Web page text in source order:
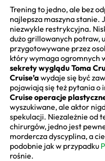
Trening to jedno, ale bez
najlepsza maszyna stanie.
niezwykle restrykcyjna.
dużo grillowanych potraw,
przygotowywane przez
który wymaga ogromnych
sekrety wyglądu Toma
Cruise’a wydaje się być
pojawiają się też pytania o
Cruise operacje
wyszukiwane, ale aktor
spekulacji. Niezależnie od
chirurgów, jedno jest
mordercza dyscyplina, a
podobnie jak w przypadku
rośnie.